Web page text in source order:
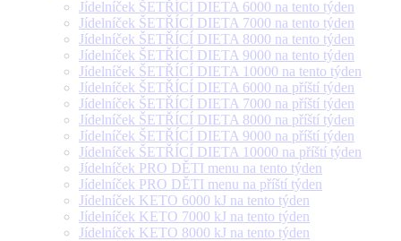
Jídelníček ŠETŘÍCÍ DIETA 6000 na tento týden
Jídelníček ŠETŘÍCÍ DIETA 7000 na tento týden
Jídelníček ŠETŘÍCÍ DIETA 8000 na tento týden
Jídelníček ŠETŘÍCÍ DIETA 9000 na tento týden
Jídelníček ŠETŘÍCÍ DIETA 10000 na tento týden
Jídelníček ŠETŘÍCÍ DIETA 6000 na příští týden
Jídelníček ŠETŘÍCÍ DIETA 7000 na příští týden
Jídelníček ŠETŘÍCÍ DIETA 8000 na příští týden
Jídelníček ŠETŘÍCÍ DIETA 9000 na příští týden
Jídelníček ŠETŘÍCÍ DIETA 10000 na příští týden
Jídelníček PRO DĚTI menu na tento týden
Jídelníček PRO DĚTI menu na příští týden
Jídelníček KETO 6000 kJ na tento týden
Jídelníček KETO 7000 kJ na tento týden
Jídelníček KETO 8000 kJ na tento týden